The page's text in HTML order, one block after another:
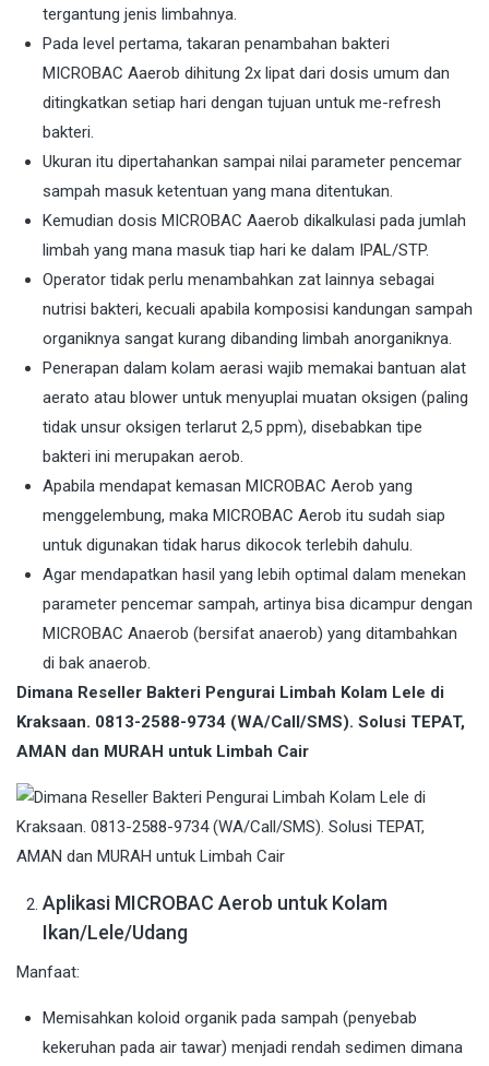
tergantung jenis limbahnya.
Pada level pertama, takaran penambahan bakteri
MICROBAC Aaerob dihitung 2x lipat dari dosis umum dan
ditingkatkan setiap hari dengan tujuan untuk me-refresh
bakteri.
Ukuran itu dipertahankan sampai nilai parameter pencemar
sampah masuk ketentuan yang mana ditentukan.
Kemudian dosis MICROBAC Aaerob dikalkulasi pada jumlah
limbah yang mana masuk tiap hari ke dalam IPAL/STP.
Operator tidak perlu menambahkan zat lainnya sebagai
nutrisi bakteri, kecuali apabila komposisi kandungan sampah
organiknya sangat kurang dibanding limbah anorganiknya.
Penerapan dalam kolam aerasi wajib memakai bantuan alat
aerato atau blower untuk menyuplai muatan oksigen (paling
tidak unsur oksigen terlarut 2,5 ppm), disebabkan tipe
bakteri ini merupakan aerob.
Apabila mendapat kemasan MICROBAC Aerob yang
menggelembung, maka MICROBAC Aerob itu sudah siap
untuk digunakan tidak harus dikocok terlebih dahulu.
Agar mendapatkan hasil yang lebih optimal dalam menekan
parameter pencemar sampah, artinya bisa dicampur dengan
MICROBAC Anaerob (bersifat anaerob) yang ditambahkan
di bak anaerob.
Dimana Reseller Bakteri Pengurai Limbah Kolam Lele di
Kraksaan. 0813-2588-9734 (WA/Call/SMS). Solusi TEPAT,
AMAN dan MURAH untuk Limbah Cair
Aplikasi MICROBAC Aerob untuk Kolam
Ikan/Lele/Udang
Manfaat:
Memisahkan koloid organik pada sampah (penyebab
kekeruhan pada air tawar) menjadi rendah sedimen dimana